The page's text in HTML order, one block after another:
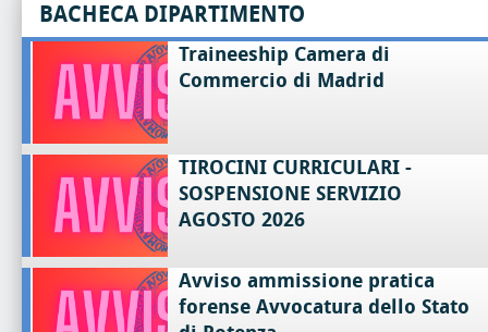
BACHECA DIPARTIMENTO
Traineeship Camera di
Commercio di Madrid
TIROCINI CURRICULARI -
SOSPENSIONE SERVIZIO
AGOSTO 2026
Avviso ammissione pratica
forense Avvocatura dello Stato